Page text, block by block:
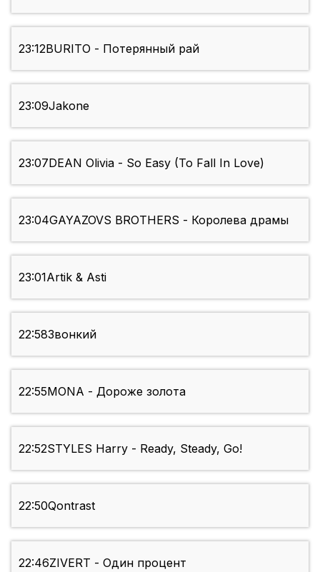
23:12BURITO - Потерянный рай
23:09Jakone
23:07DEAN Olivia - So Easy (To Fall In Love)
23:04GAYAZOVS BROTHERS - Королева драмы
23:01Artik & Asti
22:58Звонкий
22:55MONA - Дороже золота
22:52STYLES Harry - Ready, Steady, Go!
22:50Qontrast
22:46ZIVERT - Один процент